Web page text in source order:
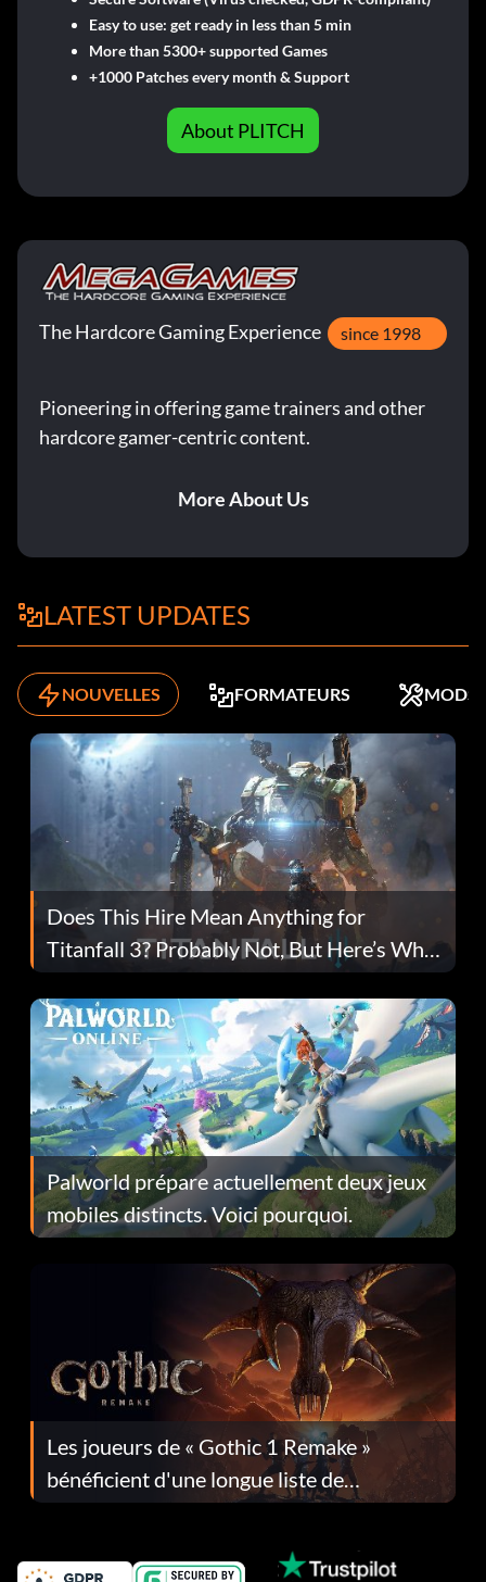
Easy to use: get ready in less than 5 min
More than 5300+ supported Games
+1000 Patches every month & Support
About PLITCH
The Hardcore Gaming Experience since 1998
Pioneering in offering game trainers and other
hardcore gamer-centric content.
More About Us
LATEST UPDATES
NOUVELLES FORMATEURS MODS
Does This Hire Mean Anything for
Titanfall 3? Probably Not, But Here’s Why
Fans Are Hopeful
Palworld prépare actuellement deux jeux
mobiles distincts. Voici pourquoi.
Les joueurs de « Gothic 1 Remake »
bénéficient d'une longue liste de
corrections dans la mise à jour 1.0.4